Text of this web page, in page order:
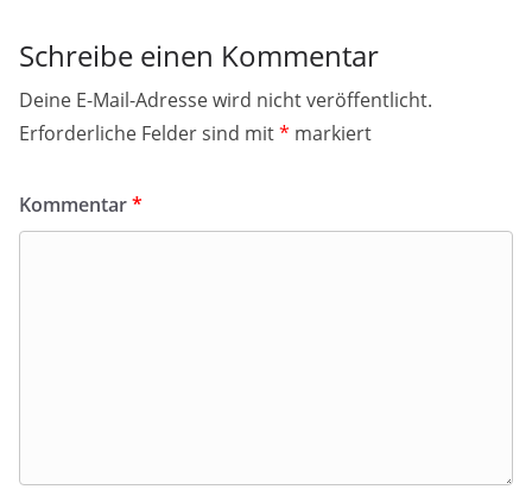
Schreibe einen Kommentar
Deine E-Mail-Adresse wird nicht veröffentlicht.
Erforderliche Felder sind mit* markiert
Kommentar*